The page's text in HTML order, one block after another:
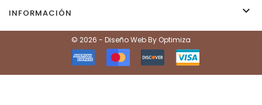
INFORMACIÓN 
© 2026 - Diseño Web By Optimiza